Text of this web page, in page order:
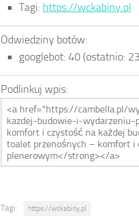
Tagi: https://wckabiny.pl
Odwiedziny botów:
googlebot: 40 (ostatnio:
Podlinkuj wpis:
Tagi: https://wckabiny.pl